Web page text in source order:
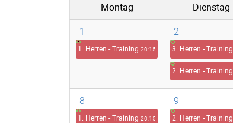
Montag Dienstag
1
1. Herren - Training 20:15
2
3. Herren - Training
2. Herren - Training
8
1. Herren - Training 20:15
9
2. Herren - Training